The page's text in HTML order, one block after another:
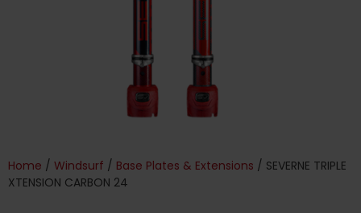
Home / Windsurf / Base Plates & Extensions / SEVERNE TRIPLE
XTENSION CARBON 24